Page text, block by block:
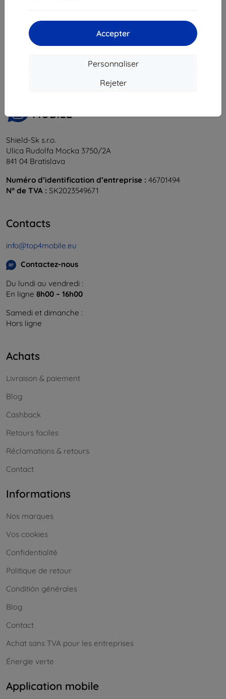
Accepter
Personnaliser
Rejeter
du total
Shield-Sk s.r.o.
Ulica Rudolfa Mocka 3750/2A
841 04 Bratislava
Numéro d’identification d’entreprise : 46701494
N° de TVA : SK2023549671
Contacts
info@top4mobile.eu
Contactez-nous
Du lundi au vendredi :
En ligne 8h00 – 16h00
Samedi et dimanche :
Hors ligne
Achats
Livraison & paiement
Blog
Cashback
Retours faciles
Réclamations & retours
Contact
Informations
Nos marques
Vos cookies
Confidentialité
Politique de retour
Conditión générales
Blog
Contact
Achat sans TVA pour les entreprises
Énergie verte
Application mobile